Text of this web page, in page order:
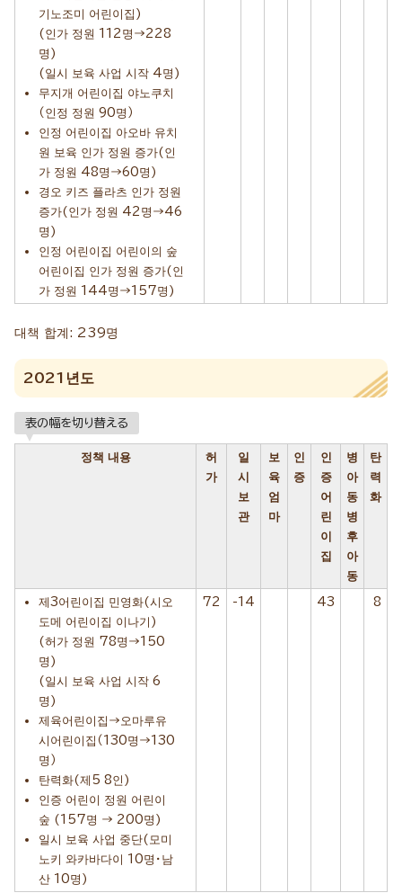
기노조미 어린이집)
(인가 정원 112명→228
명)
(일시 보육 사업 시작 4명)
무지개 어린이집 야노쿠치
（인정 정원 90명）
인정 어린이집 아오바 유치
원 보육 인가 정원 증가(인
가 정원 48명→60명)
경오 키즈 플라츠 인가 정원
증가(인가 정원 42명→46
명)
인정 어린이집 어린이의 숲
어린이집 인가 정원 증가(인
가 정원 144명→157명)
대책 합계: 239명
2021년도
表の幅を切り替える
정책 내용
허
가
일
시
보
관
보
육
엄
마
인
증
인
증
어
린
이
집
병
아
동
병
후
아
동
탄
력
화
제3어린이집 민영화(시오
도메 어린이집 이나기)
(허가 정원 78명→150
명)
(일시 보육 사업 시작 6
명)
제육어린이집→오마루유
시어린이집（130명→130
명）
탄력화(제5 8인)
인증 어린이 정원 어린이
숲 (157명 → 200명)
일시 보육 사업 중단(모미
노키 와카바다이 10명・남
산 10명)
72 -14 43 8